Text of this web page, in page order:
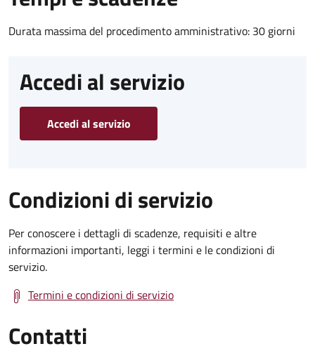
Durata massima del procedimento amministrativo: 30 giorni
Accedi al servizio
Accedi al servizio
Condizioni di servizio
Per conoscere i dettagli di scadenze, requisiti e altre
informazioni importanti, leggi i termini e le condizioni di
servizio.
Termini e condizioni di servizio
Contatti